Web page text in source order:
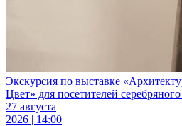
Экскурсия по выставке
Цвет» для посетителей серебряного
27 августа
2026 | 14:00